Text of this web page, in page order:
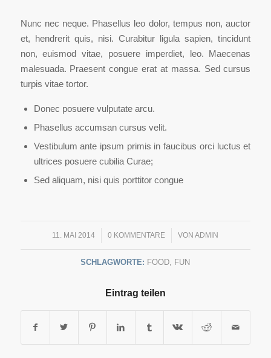
Nunc nec neque. Phasellus leo dolor, tempus non, auctor
et, hendrerit quis, nisi. Curabitur ligula sapien, tincidunt
non, euismod vitae, posuere imperdiet, leo. Maecenas
malesuada. Praesent congue erat at massa. Sed cursus
turpis vitae tortor.
Donec posuere vulputate arcu.
Phasellus accumsan cursus velit.
Vestibulum ante ipsum primis in faucibus orci luctus et
ultrices posuere cubilia Curae;
Sed aliquam, nisi quis porttitor congue
11. MAI 2014
/ 0 KOMMENTARE
/ VONADMIN
SCHLAGWORTE: FOOD FUN
Eintrag teilen